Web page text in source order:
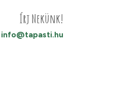
Írj Nekünk!
info@tapasti.hu